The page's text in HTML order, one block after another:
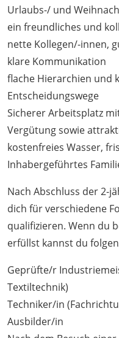
Urlaubs-/ und
ein freundliches und
nette Kollegen/-innen,
klare Kommunikation
flache Hierarchien und
Entscheidungswege
Sicherer Arbeitsplatz
Vergütung sowie
kostenfreies Wasser,
Inhabergeführtes
Nach Abschluss der 2-
dich für verschiedene
qualifizieren. Wenn du
erfüllst kannst du
Geprüfte/r
Textiltechnik)
Techniker/in
Ausbilder/in